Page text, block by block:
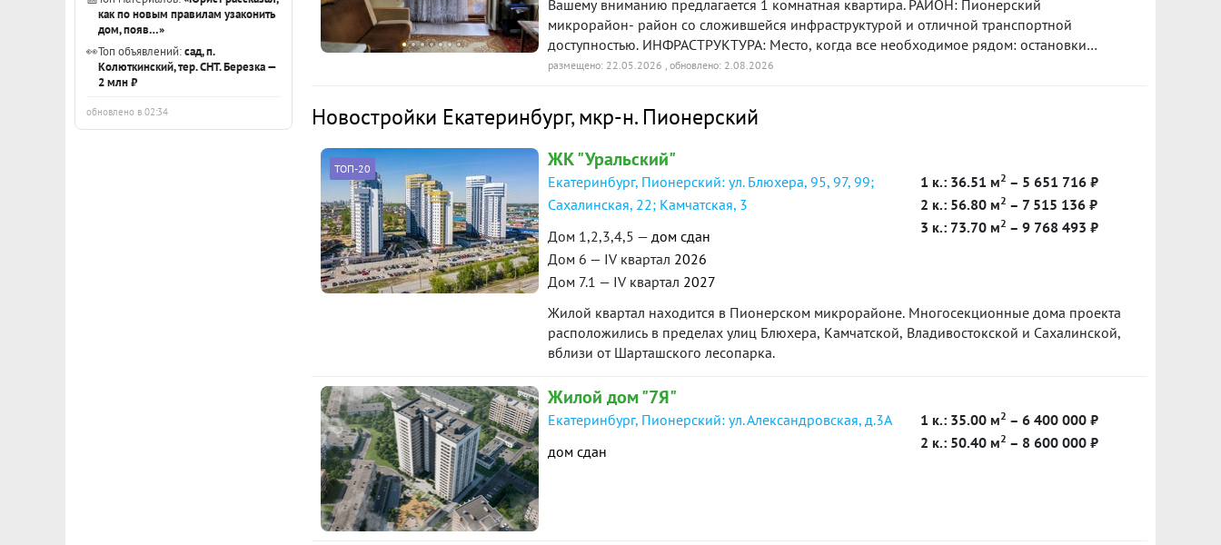
как по новым правилам узаконить
дом, появ…»
👀Топ объявлений:сад, п.
Колюткинский, тер. СНТ. Березка —
2 млн ₽
обновлено в 02:34
Вашему вниманию предлагается 1 комнатная квартира. РАЙОН: Пионерский
микрорайон- район со сложившейся инфраструктурой и отличной транспортной
доступностью. ИНФРАСТРУКТУРА: Место, когда все необходимое рядом: остановки
общественного транспорта, в соседнем доме магазин Магнит и магазины с товарами
Зеленый двор, тихий и безопасный для детей, достаточно мест для парковки
транспортного средства. ДОМ: В доме чисто и уютно. КВАРТИРА: Находится на 4 этаже,
остается. ЮРИДИЧЕСКАЯ ЧИСТОТА: Один взрослый собственник, в чистой продаже.
приобреталась по договору приватизации от 1994 года. Без ограничений и залогов.
Документы готовы. ID объекта в нашей базе: 6780
размещено: 22.05.2026 , обновлено: 2.08.2026
Новостройки Екатеринбург,мкр-н. Пионерский
ТОП-20 ЖК "Уральский"
Екатеринбург, Пионерский: ул. Блюхера, 95, 97, 99;
Сахалинская, 22; Камчатская, 3
Дом 1,2,3,4,5 — дом сдан
Дом 6 — IV квартал 2026
Дом 7.1 — IV квартал 2027
1 к.: 36.51 м2 – 5 651 716 ₽
2 к.: 56.80 м2 – 7 515 136 ₽
3 к.: 73.70 м2 – 9 768 493 ₽
Жилой квартал находится в Пионерском микрорайоне. Многосекционные дома проекта
расположились в пределах улиц Блюхера, Камчатской, Владивостокской и Сахалинской,
вблизи от Шарташского лесопарка.
Жилой дом "7Я"
Екатеринбург, Пионерский: ул. Александровская, д.3А
дом сдан
1 к.: 35.00 м2 – 6 400 000 ₽
2 к.: 50.40 м2 – 8 600 000 ₽